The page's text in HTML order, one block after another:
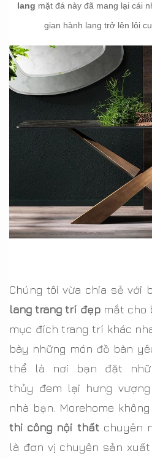
lang mặt đá này đã mang lại cái
gian hành lang trở lên lôi
Chúng tôi vừa chia sẻ với
lang trang trí đẹpmắt cho
mục đích trang trí khác
bày những món đồ bàn
thể là nơi bạn đặt
thủy đem lại hưng
nhà bạn. Morehome
thi công nội thấtchuyên
là đơn vị chuyên sản